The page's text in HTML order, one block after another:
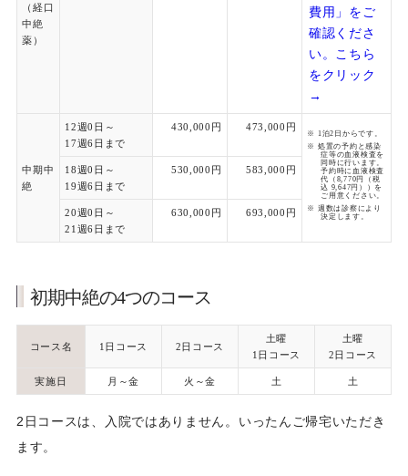
（経口
中絶
薬）
費用」をご
確認くださ
い。こちら
をクリック
→
中期中
絶
12週0日～
17週6日まで
430,000円 473,000円
1泊2日からです。
処置の予約と感染
症等の血液検査を
同時に行います。
予約時に血液検査
代（8,770円（税
込 9,647円））を
ご用意ください。
週数は診察により
決定します。
18週0日～
19週6日まで
530,000円 583,000円
20週0日～
21週6日まで
630,000円 693,000円
初期中絶の4つのコース
コース名 1日コース 2日コース
土曜
1日コース
土曜
2日コース
実施日 月～金 火～金 土 土
2日コースは、入院ではありません。いったんご帰宅いただき
ます。